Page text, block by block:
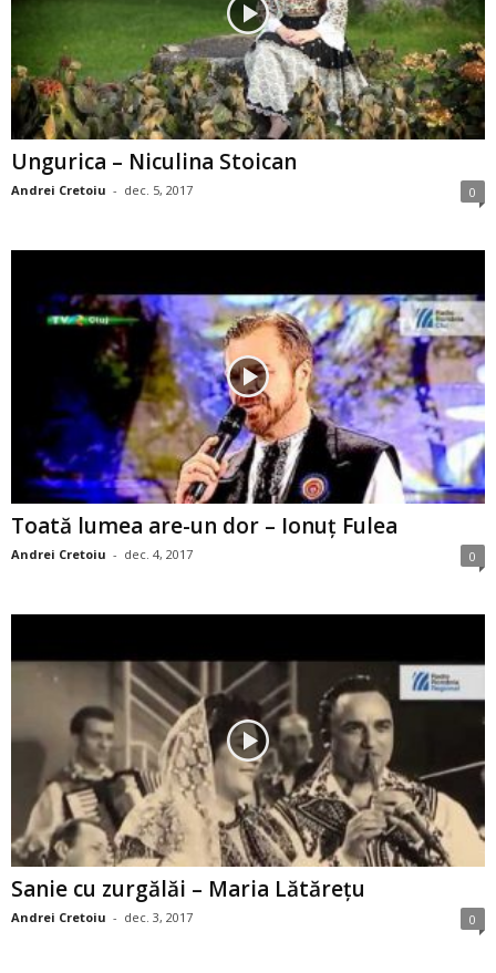
Ungurica – Niculina Stoican
Andrei Cretoiu - dec. 5, 2017 0
Toată lumea are-un dor – Ionuţ Fulea
Andrei Cretoiu - dec. 4, 2017 0
Sanie cu zurgălăi – Maria Lătăreţu
Andrei Cretoiu - dec. 3, 2017 0